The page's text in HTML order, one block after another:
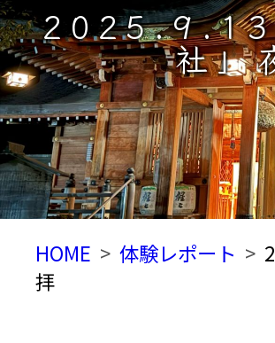
2025.9.13
社」
HOME 体験レポート
拝